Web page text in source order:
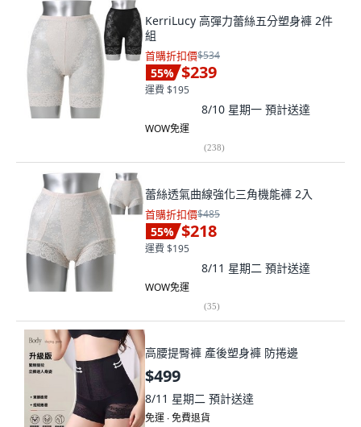
KerriLucy 高彈力蕾絲五分塑身褲 2件
組
首購折扣價$534
55% $239
運費 $195
8/10 星期一 預計送達
WOW免運
(238)
蕾絲透氣曲線強化三角機能褲 2入
首購折扣價$485
55% $218
運費 $195
8/11 星期二 預計送達
WOW免運
(35)
高腰提臀褲 產後塑身褲 防捲邊
$499
8/11 星期二 預計送達
免運 ∙ 免費退貨